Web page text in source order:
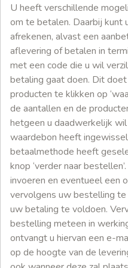
U heeft verschillende
om te betalen. Daarbij kunt
afrekenen, alvast een
aflevering of betalen in
met een code die u wil
betaling gaat doen. Dit
producten te klikken op
de aantallen en de
hetgeen u daadwerkelijk
waardebon heeft
betaalmethode heeft
knop ‘verder naar
invoeren en eventueel een
vervolgens uw bestelling te
uw betaling te voldoen.
bestelling meteen in
ontvangt u hiervan een e-
op de hoogte van de